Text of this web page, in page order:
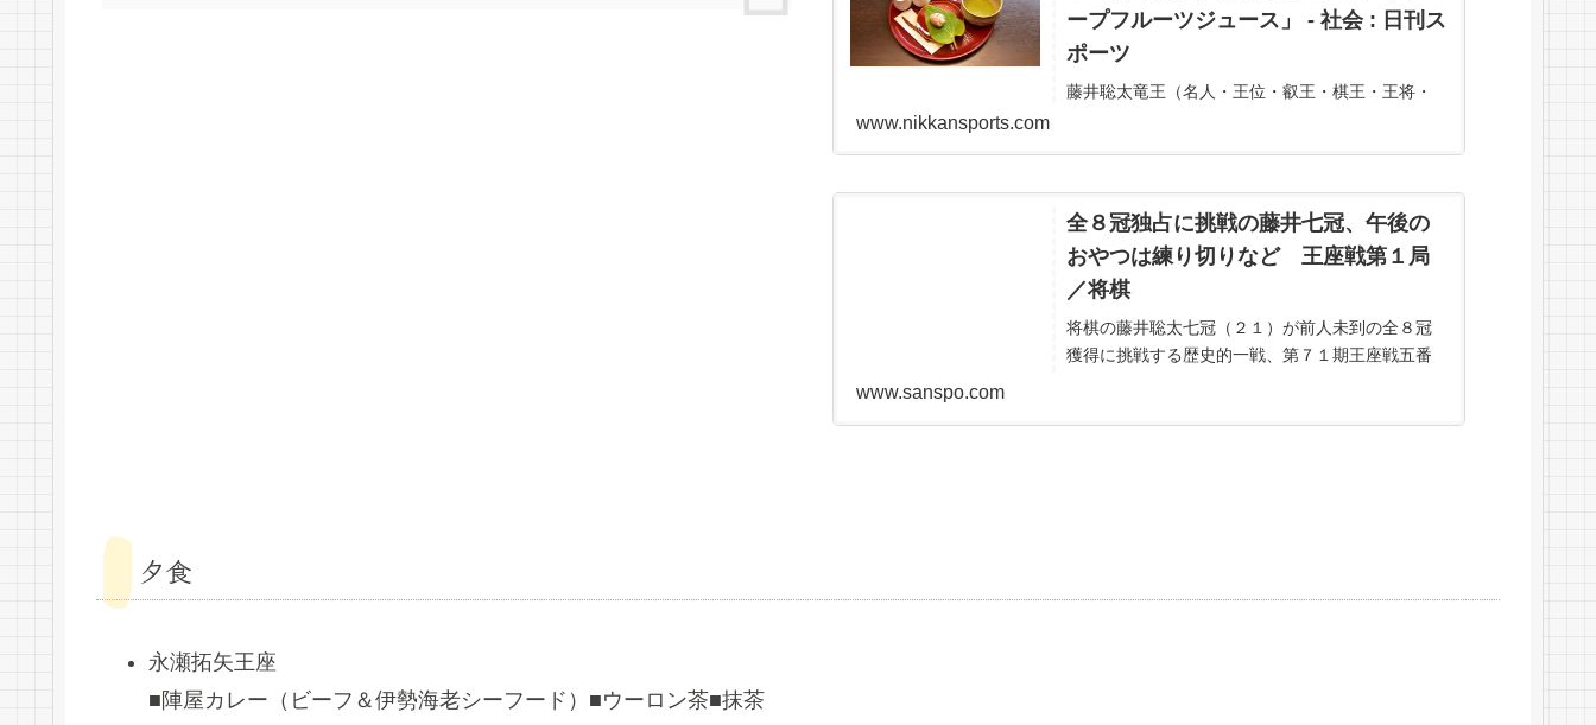
ープフルーツジュース」 - 社会 : 日刊ス
ポーツ
藤井聡太竜王（名人・王位・叡王・棋王・王将・
www.nikkansports.com
全８冠独占に挑戦の藤井七冠、午後の
おやつは練り切りなど 王座戦第１局
／将棋
将棋の藤井聡太七冠（２１）が前人未到の全８冠
獲得に挑戦する歴史的一戦、第７１期王座戦五番
www.sanspo.com
夕食
永瀬拓矢王座
■陣屋カレー（ビーフ＆伊勢海老シーフード）■ウーロン茶■抹茶